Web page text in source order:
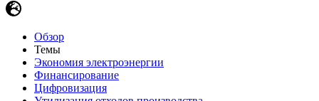
Обзор
Темы
Экономия электроэнергии
Финансирование
Цифровизация